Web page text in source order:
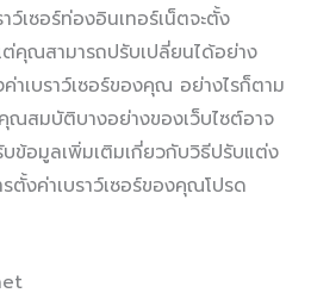
ว์เซอร์ท่องอินเทอร์เน็ตจะตั้ง
คุณสามารถปรับเปลี่ยนได้อย่าง
าเบราว์เซอร์ของคุณ อย่างไรก็ตาม
สมบัติบางอย่างของเว็บไซต์อาจ
ข้อมูลเพิ่มเติมเกี่ยวกับวิธีปรับแต่ง
งค่าเบราว์เซอร์ของคุณโปรด